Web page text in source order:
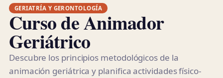
GERIATRÍA Y GERONTOLOGÍA
Curso de Animador
Geriátrico
Descubre los principios metodológicos de la
animación geriátrica y planifica actividades físico-